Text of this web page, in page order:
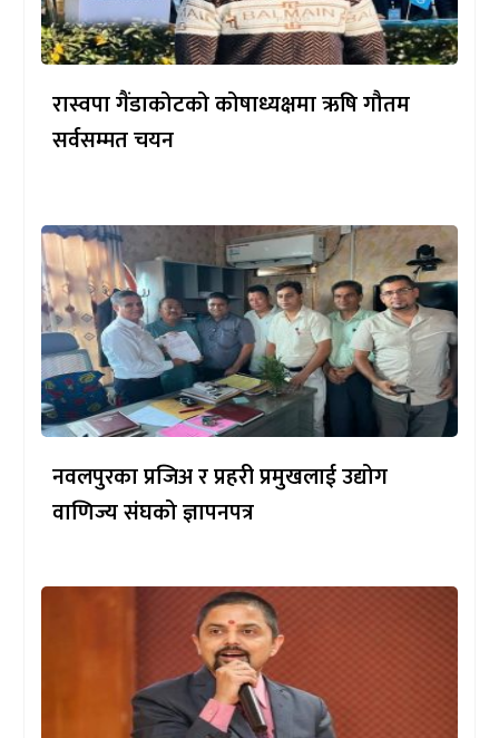
रास्वपा गैंडाकोटको कोषाध्यक्षमा ऋषि गौतम
सर्वसम्मत चयन
नवलपुरका प्रजिअ र प्रहरी प्रमुखलाई उद्योग
वाणिज्य संघको ज्ञापनपत्र